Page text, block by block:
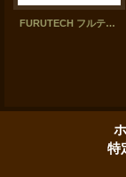
FURUTECH フルテック／Ag-12-R4 トーンアーム・ケーブル（RCA-RCA）
特